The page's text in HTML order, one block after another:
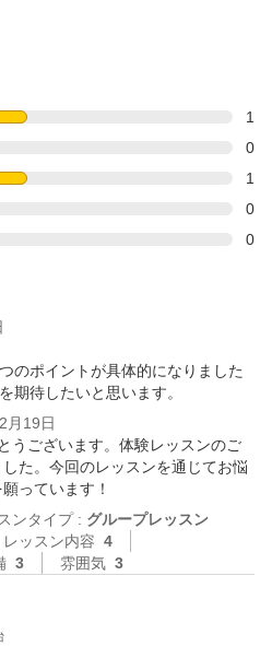
1
0
1
0
0
のポイントが具体的になりました
期待したいと思います。
月19日
うございます。体験レッスンのご
た。今回のレッスンを通じてお悩
っています！
ンタイプ : グループレッスン
レッスン内容 4
3 雰囲気 3